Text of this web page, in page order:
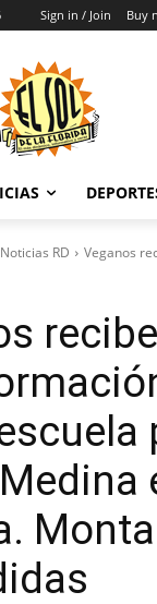
Sign in / Join Buy
Noticias RD Veganos